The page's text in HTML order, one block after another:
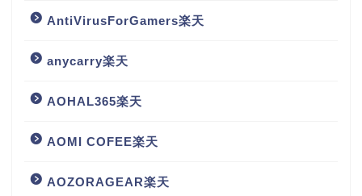
AntiVirusForGamers楽天
anycarry楽天
AOHAL365楽天
AOMI COFEE楽天
AOZORAGEAR楽天